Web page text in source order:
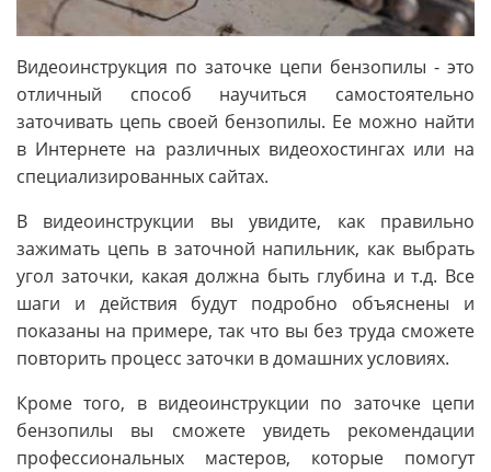
Видеоинструкция по заточке цепи бензопилы - это
отличный способ научиться самостоятельно
заточивать цепь своей бензопилы. Ее можно найти
в Интернете на различных видеохостингах или на
специализированных сайтах.
В видеоинструкции вы увидите, как правильно
зажимать цепь в заточной напильник, как выбрать
угол заточки, какая должна быть глубина и т.д. Все
шаги и действия будут подробно объяснены и
показаны на примере, так что вы без труда сможете
повторить процесс заточки в домашних условиях.
Кроме того, в видеоинструкции по заточке цепи
бензопилы вы сможете увидеть рекомендации
профессиональных мастеров, которые помогут